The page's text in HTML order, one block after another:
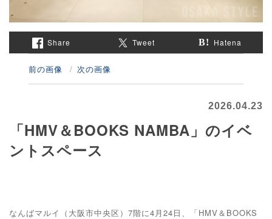
Share Tweet Hatena
前の画像 次の画像
2026.04.23
「HMV＆BOOKS NAMBA」のイベ
ントスペース
なんばマルイ（大阪市中央区）7階に4月24日、「HMV＆BOOKS